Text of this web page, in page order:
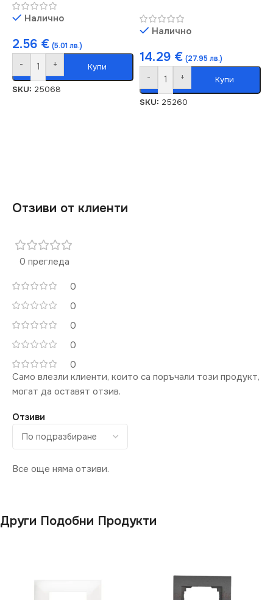
Налично
2.56 € (5.01 лв.)
- + Купи
SKU: 25068
Налично
14.29 € (27.95 лв.)
- + Купи
SKU: 25260
Отзиви от клиенти
0 прегледа
0
0
0
0
0
Отзиви
Все още няма отзиви.
Само влезли клиенти, които са поръчали този продукт,
могат да оставят отзив.
Други Подобни Продукти